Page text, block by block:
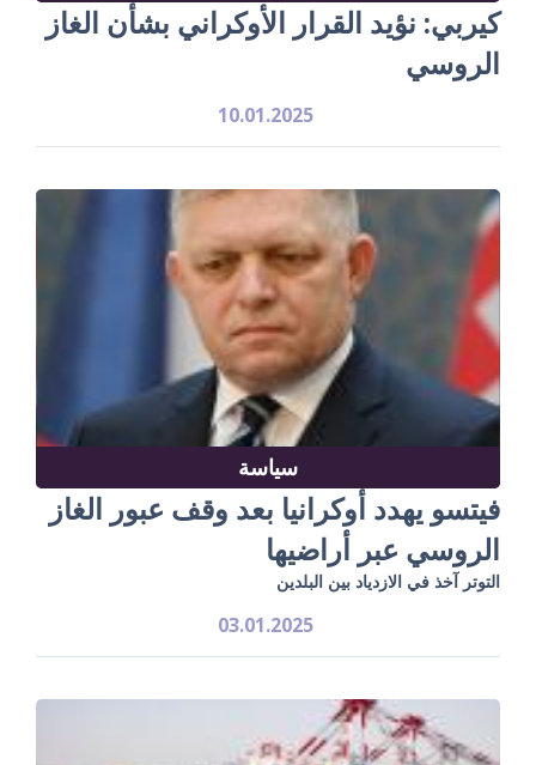
كيربي: نؤيد القرار الأوكراني بشأن الغاز
الروسي
10.01.2025
سياسة
فيتسو يهدد أوكرانيا بعد وقف عبور الغاز
الروسي عبر أراضيها
التوتر آخذ في الازدياد بين البلدين
03.01.2025